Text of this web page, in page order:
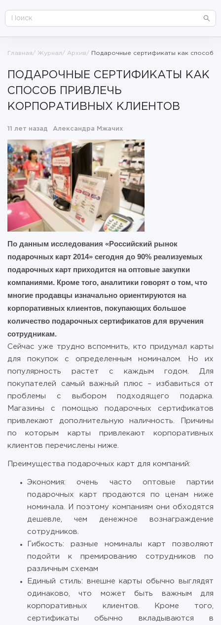
Главная Журнал Архив Подарочные сертификаты как способ
ПОДАРОЧНЫЕ СЕРТИФИКАТЫ КАК
СПОСОБ ПРИВЛЕЧЬ
КОРПОРАТИВНЫХ КЛИЕНТОВ
11 лет назад Александра Мжачих
По данным исследования «Российский рынок
подарочных карт 2014» сегодня до 90% реализуемых
подарочных карт приходится на оптовые закупки
компаниями. Кроме того, аналитики говорят о том, что
многие продавцы изначально ориентируются на
корпоративных клиентов, покупающих большое
количество подарочных сертификатов для вручения
сотрудникам.
Сейчас уже трудно вспомнить, кто придумал карты
для покупок с определенным номиналом. Но их
популярность растет с каждым годом. Для
покупателей самый важный плюс – избавиться от
проблемы с выбором подходящего подарка.
Магазины с помощью подарочных сертификатов
привлекают дополнительную наличность. Причины
по которым карты привлекают корпоративных
клиентов перечислены ниже.
Преимущества подарочных карт для компаний:
Экономия: очень часто оптовые партии
подарочных карт продаются по ценам ниже
номинала. И поэтому компаниям они обходятся
дешевле, чем денежное вознаграждение
сотрудников.
Гибкость: разные номиналы карт позволяют
подойти к премированию сотрудников по
различным схемам
Единый стиль: внешне карты обычно выглядят
одинаково, что может быть важным для
корпоративных клиентов. Кроме того,
сертификаты обычно вкладываются в